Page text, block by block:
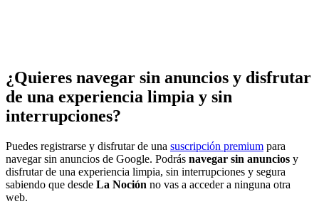
¿Quieres navegar sin anuncios y disfrutar
de una experiencia limpia y sin
interrupciones?
Puedes registrarse y disfrutar de una suscripción premium para
navegar sin anuncios de Google. Podrás navegar sin anuncios y
disfrutar de una experiencia limpia, sin interrupciones y segura
sabiendo que desde La Noción no vas a acceder a ninguna otra
web.